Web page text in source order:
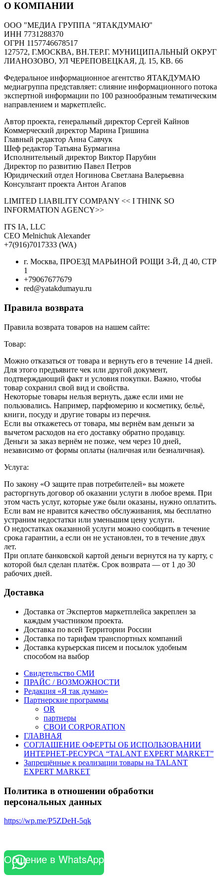
О КОМПАНИИ
ООО "МЕДИА ГРУППА "ЯТАКДУМАЮ"
ИНН 7731288370
ОГРН 1157746678517
127572, Г.МОСКВА, ВН.ТЕР.Г. МУНИЦИПАЛЬНЫЙ ОКРУГ
ЛИАНОЗОВО, УЛ ЧЕРЕПОВЕЦКАЯ, Д. 15, КВ. 66
Федеральное информационное агентство ЯТАКДУМАЮ
медиагруппа представляет: слияние информационного потока
экспертной информации по 100 разнообразным тематическим
направлением и маркетплейс.
Автор проекта, генеральный директор Сергей Кайнов
Коммерческий директор Марина Гришина
Главный редактор Анна Савчук
Шеф редактор Татьяна Бурмагина
Исполнительный директор Виктор Парубин
Директор по развитию Павел Петров
Юридический отдел Ногинова Светлана Валерьевна
Консультант проекта Антон Агапов
LIMITED LIABILITY COMPANY << I THINK SO
INFORMATION AGENCY>>
ITS IA, LLC
CEO Melnichuk Alexander
+7(916)7017333 (WA)
г. Москва, ПРОЕЗД МАРЬИНОЙ РОЩИ 3-Й, Д 40, СТР
1
+79067677679
red@yatakdumayu.ru
Правила возврата
Правила возврата товаров на нашем сайте:
Товар:
Можно отказаться от товара и вернуть его в течение 14 дней.
Для этого предъявите чек или другой документ,
подтверждающий факт и условия покупки. Важно, чтобы
товар сохранил свой вид и свойства.
Некоторые товары нельзя вернуть, даже если ими не
пользовались. Например, парфюмерию и косметику, бельё,
книги, посуду и другие товары из перечня.
Если вы откажетесь от товара, мы вернём вам деньги за
вычетом расходов на его доставку обратно продавцу.
Деньги за заказ вернём не позже, чем через 10 дней,
независимо от формы оплаты (наличная или безналичная).
Услуга:
По закону «О защите прав потребителей» вы можете
расторгнуть договор об оказании услуги в любое время. При
этом часть услуг, которые уже были оказаны, нужно оплатить.
Если вам не нравится качество обслуживания, мы бесплатно
устраним недостатки или уменьшим цену услуги.
О недостатках оказанной услуги можно сообщить в течение
срока гарантии, а если он не установлен, то в течение двух
лет.
При оплате банковской картой деньги вернутся на ту карту, с
которой был сделан платёж. Срок возврата — от 1 до 30
рабочих дней.
Доставка
Доставка от Экспертов маркетплейса закреплен за
каждым участником проекта.
Доставка по всей Территории России
Доставка по тарифам транспортных компаний
Доставка курьерская писем и посылок удобным
способом на выбор
Свидетельство СМИ
ПРАЙС / ВОЗМОЖНОСТИ
Редакция «Я так думаю»
Партнерские программы
OR
партнеры
СВОИ CORPORATION
ГЛАВНАЯ
СОГЛАШЕНИЕ ОФЕРТЫ ОБ ИСПОЛЬЗОВАНИИ
ИНТЕРНЕТ-РЕСУРСА “TALANT EXPERT MARKET”
Запрещённые к реализации товары на TALANT
EXPERT MARKET
Политика в отношении обработки
персональных данных
https://wp.me/P5ZDeH-5qk
Общение в WhatsApp